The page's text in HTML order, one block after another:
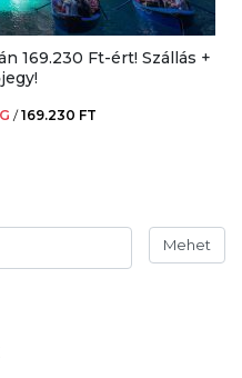
169.230 Ft-ért! Szállás +
/169.230 FT
Mehet